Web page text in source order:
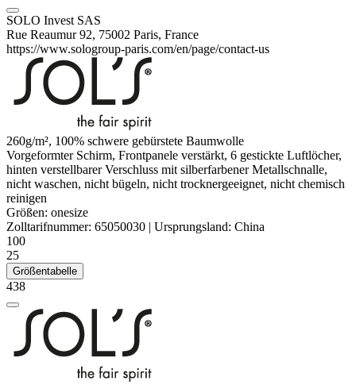
SOLO Invest SAS
Rue Reaumur 92, 75002 Paris, France
https://www.sologroup-paris.com/en/page/contact-us
260g/m², 100% schwere gebürstete Baumwolle
Vorgeformter Schirm, Frontpanele verstärkt, 6 gestickte Luftlöcher,
hinten verstellbarer Verschluss mit silberfarbener Metallschnalle,
nicht waschen, nicht bügeln, nicht trocknergeeignet, nicht chemisch
reinigen
Größen: onesize
Zolltarifnummer: 65050030 | Ursprungsland: China
100
25
Größentabelle
438